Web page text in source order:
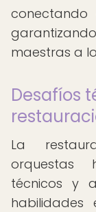
maestras a
Desafíos
La
orquestas
técnicos y
habilidades